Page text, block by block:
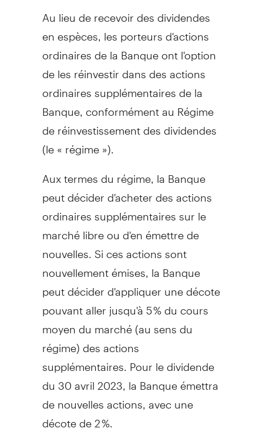
Au lieu de recevoir des dividendes
en espèces, les porteurs d'actions
ordinaires de la Banque ont l'option
de les réinvestir dans des actions
ordinaires supplémentaires de la
Banque, conformément au Régime
de réinvestissement des dividendes
(le « régime »).
Aux termes du régime, la Banque
peut décider d'acheter des actions
ordinaires supplémentaires sur le
marché libre ou d'en émettre de
nouvelles. Si ces actions sont
nouvellement émises, la Banque
peut décider d'appliquer une décote
pouvant aller jusqu'à 5 % du cours
moyen du marché (au sens du
régime) des actions
supplémentaires. Pour le dividende
du 30 avril 2023, la Banque émettra
de nouvelles actions, avec une
décote de 2 %.